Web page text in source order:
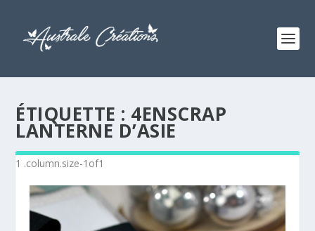
ÉTIQUETTE : 4ENSCRAP
LANTERNE D’ASIE